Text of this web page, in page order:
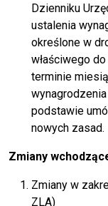
Dzienniku
ustalenia
określone w
właściwego
terminie
podstawie
nowych zasad.
Zmiany
Zmiany w
ZLA)